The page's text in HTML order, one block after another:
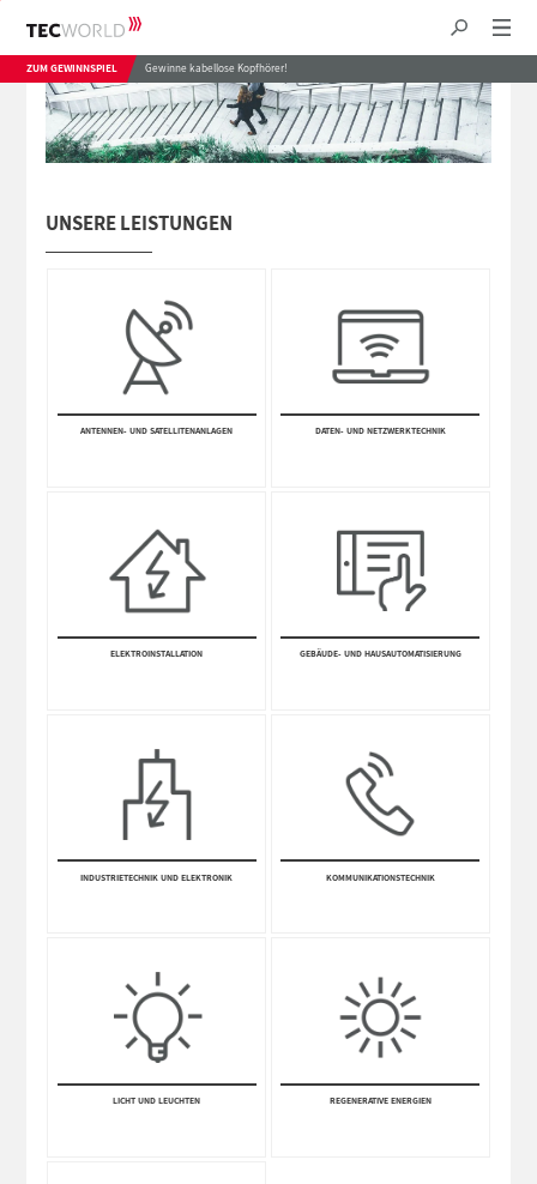
ZUM GEWINNSPIEL Gewinne kabellose Kopfhörer!
UNSERE LEISTUNGEN
ANTEN­NEN- UND SATE­LLITEN­ANLAGEN DATEN- UND NETZWERK­TECHNIK
ELEKTRO­INSTALLA­TION GEBÄUDE- UND HAUSAUTOMATISIERUNG
INDUSTRIETECHNIK UND ELEKTRONIK KOMM­UNI­KATIONS­TECHNIK
LICHT UND LEUCHTEN REGENERATIVE ENERGIEN